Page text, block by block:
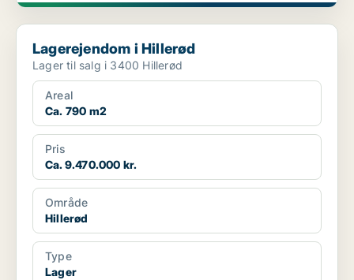
Lagerejendom i Hillerød
Lagerejendom i Hillerød
Lager til salg i 3400 Hillerød
Areal
Ca. 790 m2
Pris
Ca. 9.470.000 kr.
Område
Hillerød
Type
Lager